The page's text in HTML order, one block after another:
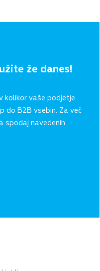
že danes!
kolikor vaše podjetje
do B2B vsebin. Za več
spodaj navedenih